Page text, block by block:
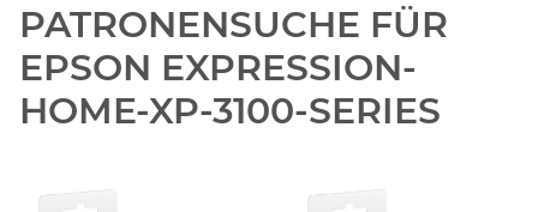
PATRONENSUCHE FÜR
EPSON EXPRESSION-
HOME-XP-3100-SERIES